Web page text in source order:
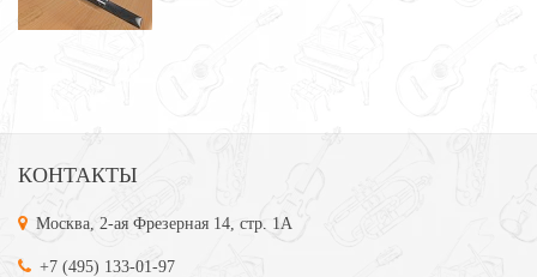
КОНТАКТЫ
Москва, 2-ая Фрезерная 14, стр. 1А
+7 (495) 133-01-97